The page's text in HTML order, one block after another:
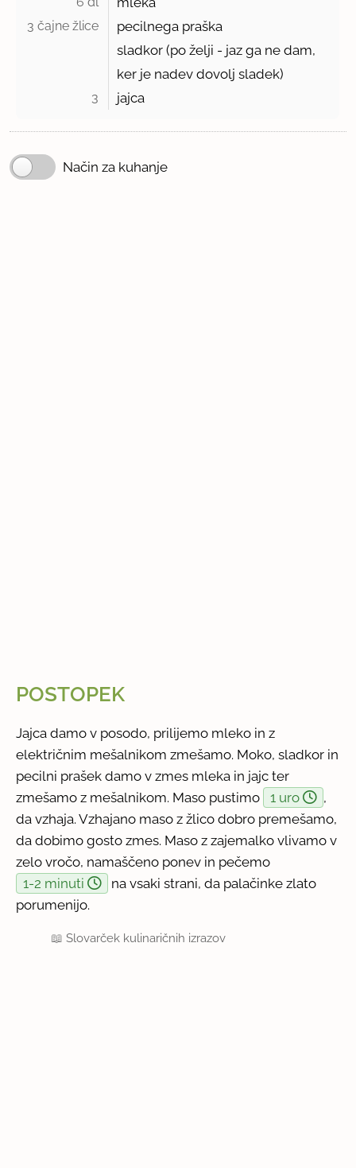
3 čajne žlice
pecilnega praška
sladkor (po želji - jaz ga ne dam,
ker je nadev dovolj sladek)
3 jajca
Način za kuhanje
POSTOPEK
Jajca damo v posodo, prilijemo mleko in z
električnim mešalnikom zmešamo. Moko, sladkor in
pecilni prašek damo v zmes mleka in jajc ter
zmešamo z mešalnikom. Maso pustimo
1 uro
,
da vzhaja. Vzhajano maso z žlico dobro premešamo,
da dobimo gosto zmes. Maso z zajemalko vlivamo v
zelo vročo, namaščeno ponev in pečemo
1-2 minuti
na vsaki strani, da palačinke zlato
porumenijo.
📖Slovarček kulinaričnih izrazov